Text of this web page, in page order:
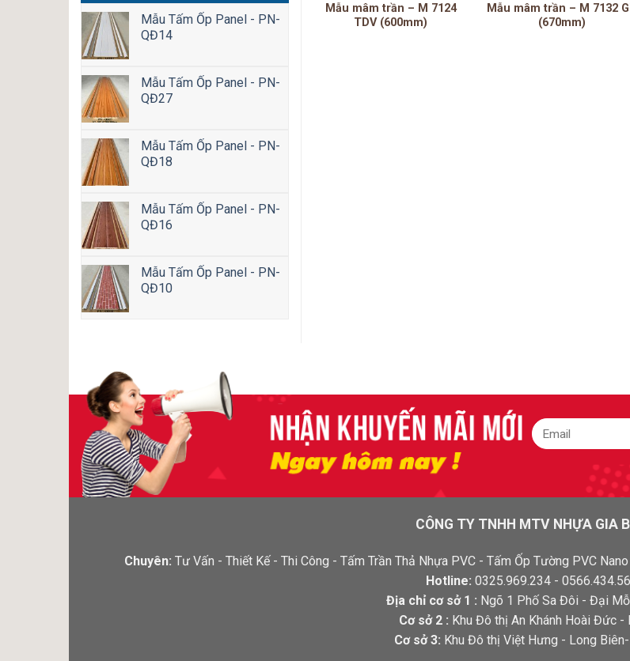
Mẫu Tấm Ốp Panel - PN-
QĐ14
Mẫu Tấm Ốp Panel - PN-
QĐ27
Mẫu Tấm Ốp Panel - PN-
QĐ18
Mẫu Tấm Ốp Panel - PN-
QĐ16
Mẫu Tấm Ốp Panel - PN-
QĐ10
Mẫu mâm trần – M 7124
TDV (600mm)
Mẫu mâm trần – M 7132
(670mm)
VGDV – (890mm)
(800mm)
CÔNG TY TNHH MTV NHỰA GIA
Chuyên: Tư Vấn - Thiết Kế - Thi Công - Tấm Trần Thả Nhựa PVC - Tấm Ốp Tường PVC
Hotline: 0325.969.234 -
Địa chỉ cơ sở 1 : Ngõ 1 Phố Sa Đôi - Đại
Cơ sở 2 : Khu Đô thị An Khánh Hoài Đức -
Cơ sở 3: Khu Đô thị Việt Hưng - Long